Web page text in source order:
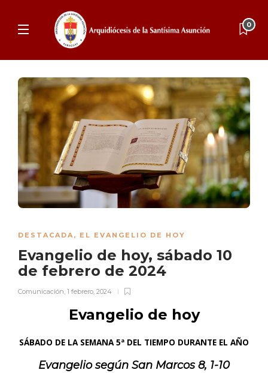
0
DESTACADA, EL EVANGELIO DE HOY
Evangelio de hoy, sábado 10
de febrero de 2024
Comunicación, 1 febrero, 2024
Evangelio de hoy
SÁBADO DE LA SEMANA 5ª DEL TIEMPO DURANTE EL AÑO
Evangelio según San Marcos 8, 1-10